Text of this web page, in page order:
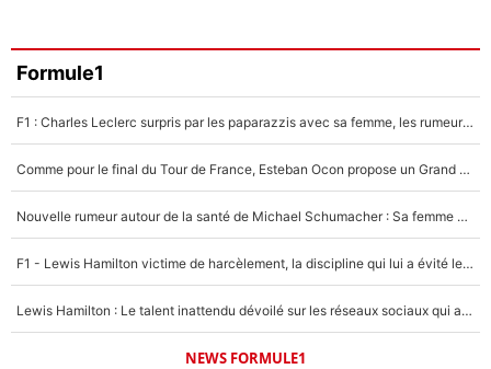
Formule1
F1 : Charles Leclerc surpris par les paparazzis avec sa femme, les rumeurs étaient vraies !
Comme pour le final du Tour de France, Esteban Ocon propose un Grand Prix de Formule 1 à Paris : «Autour de l’Arc de Triomphe, ce serait génial» !
Nouvelle rumeur autour de la santé de Michael Schumacher : Sa femme Corinna sort du silence
F1 - Lewis Hamilton victime de harcèlement, la discipline qui lui a évité le pire : «J'aurais probablement mal tourné»
Lewis Hamilton : Le talent inattendu dévoilé sur les réseaux sociaux qui a impressionné Kim Kardashian pendant leurs vacances en amoureux !
NEWS FORMULE1